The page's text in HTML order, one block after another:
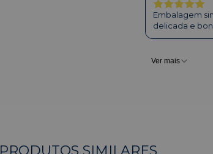
Embalagem
delicada e
Ver mais
PRODUTOS SIMILARES